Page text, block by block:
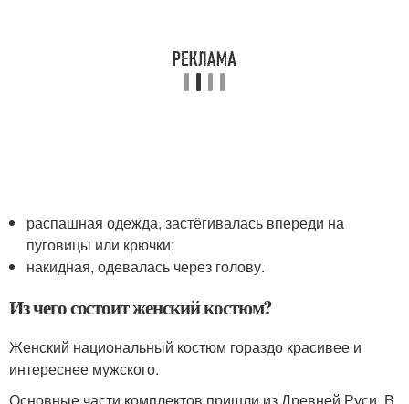
распашная одежда, застёгивалась впереди на
пуговицы или крючки;
накидная, одевалась через голову.
Из чего состоит женский костюм?
Женский национальный костюм гораздо красивее и
интереснее мужского.